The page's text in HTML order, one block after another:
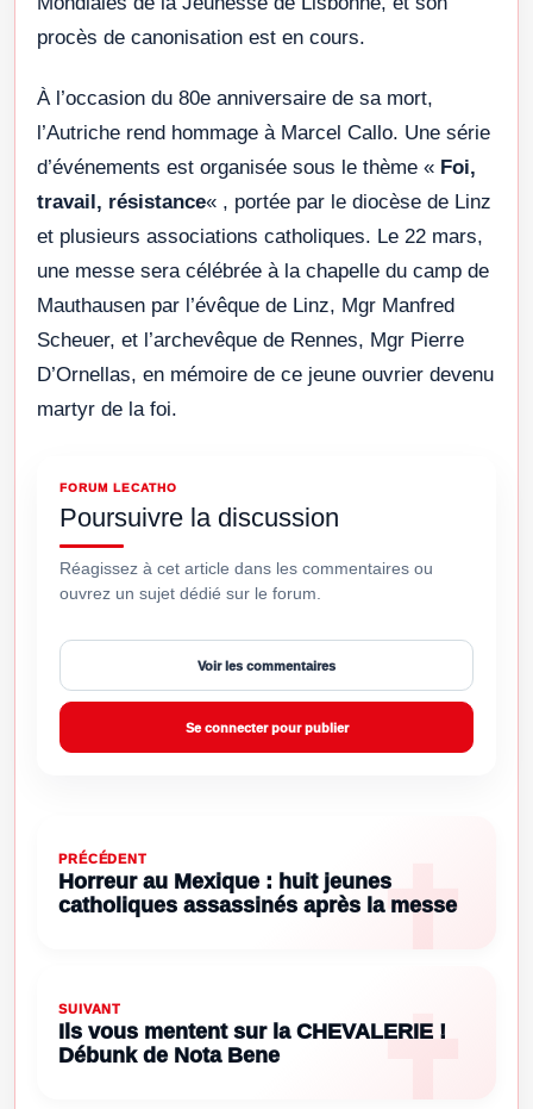
procès de canonisation est en cours.
À l’occasion du 80e anniversaire de sa mort,
l’Autriche rend hommage à Marcel Callo. Une série
d’événements est organisée sous le thème « Foi,
travail, résistance« , portée par le diocèse de Linz
et plusieurs associations catholiques. Le 22 mars,
une messe sera célébrée à la chapelle du camp de
Mauthausen par l’évêque de Linz, Mgr Manfred
Scheuer, et l’archevêque de Rennes, Mgr Pierre
D’Ornellas, en mémoire de ce jeune ouvrier devenu
martyr de la foi.
FORUM LECATHO
Poursuivre la discussion
Réagissez à cet article dans les commentaires ou
ouvrez un sujet dédié sur le forum.
Voir les commentaires
Se connecter pour publier
PRÉCÉDENT
Horreur au Mexique : huit jeunes
catholiques assassinés après la messe
SUIVANT
Ils vous mentent sur la CHEVALERIE !
Débunk de Nota Bene